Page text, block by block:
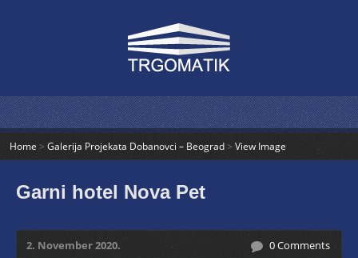
Home > Galerija Projekata Dobanovci – Beograd > View Image
Garni hotel Nova Pet
2. November 2020. 0 Comments